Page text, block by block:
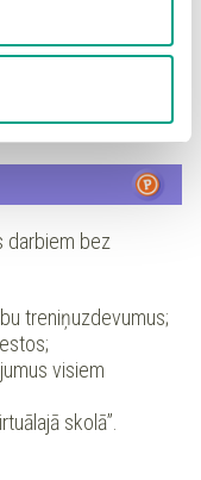
lietotāja piekrišanu.
Jūs varat mainīt
atsaukt savu
skola"(eksāmenu
un par to
darbiem bez
treniņuzdevumus;
visiem
skolā”.